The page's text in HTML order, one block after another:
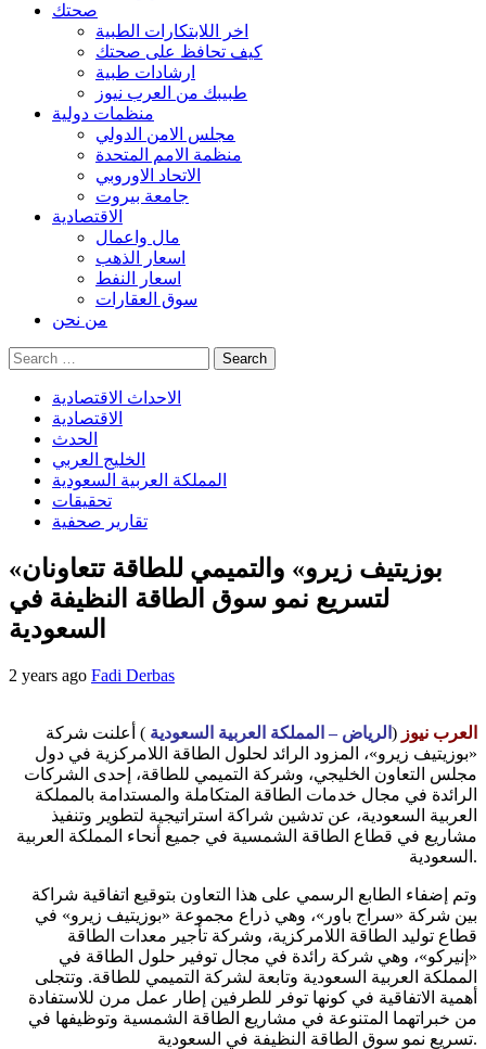
صحتك
اخر اللابتكارات الطبية
كيف تحافظ على صحتك
ارشادات طبية
طبيبك من العرب نيوز
منظمات دولية
مجلس الامن الدولي
منظمة الامم المتحدة
الاتحاد الاوروبي
جامعة بيروت
الاقتصادية
مال واعمال
اسعار الذهب
اسعار النفط
سوق العقارات
من نحن
Search
for:
الاحداث الاقتصادية
الاقتصادية
الحدث
الخليج العربي
المملكة العربية السعودية
تحقيقات
تقارير صحفية
«بوزيتيف زيرو» والتميمي للطاقة تتعاونان
لتسريع نمو سوق الطاقة النظيفة في
السعودية
2 years ago Fadi Derbas
العرب نيوز ( الرياض – المملكة العربية السعودية ) أعلنت شركة
«بوزيتيف زيرو»، المزود الرائد لحلول الطاقة اللامركزية في دول
مجلس التعاون الخليجي، وشركة التميمي للطاقة، إحدى الشركات
الرائدة في مجال خدمات الطاقة المتكاملة والمستدامة بالمملكة
العربية السعودية، عن تدشين شراكة استراتيجية لتطوير وتنفيذ
مشاريع في قطاع الطاقة الشمسية في جميع أنحاء المملكة العربية
السعودية.
وتم إضفاء الطابع الرسمي على هذا التعاون بتوقيع اتفاقية شراكة
بين شركة «سراج باور»، وهي ذراع مجموعة «بوزيتيف زيرو» في
قطاع توليد الطاقة اللامركزية، وشركة تأجير معدات الطاقة
«إنيركو»، وهي شركة رائدة في مجال توفير حلول الطاقة في
المملكة العربية السعودية وتابعة لشركة التميمي للطاقة. وتتجلى
أهمية الاتفاقية في كونها توفر للطرفين إطار عمل مرن للاستفادة
من خبراتهما المتنوعة في مشاريع الطاقة الشمسية وتوظيفها في
تسريع نمو سوق الطاقة النظيفة في السعودية.